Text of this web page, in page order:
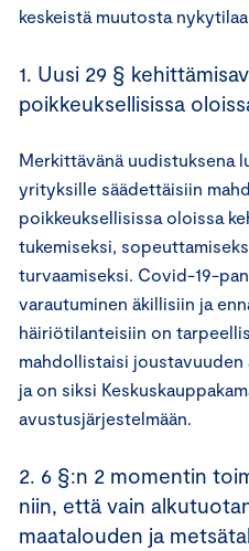
keskeistä muutosta
1. Uusi 29 §
poikkeuksellisissa
Merkittävänä uudistuksena
yrityksille säädettäisiin
poikkeuksellisissa oloissa
tukemiseksi,
turvaamiseksi. Covid-19-
varautuminen äkillisiin ja
häiriötilanteisiin on
mahdollistaisi
ja on siksi
avustusjärjestelmään.
2. 6 §:n 2 momentin
niin, että vain
maatalouden ja